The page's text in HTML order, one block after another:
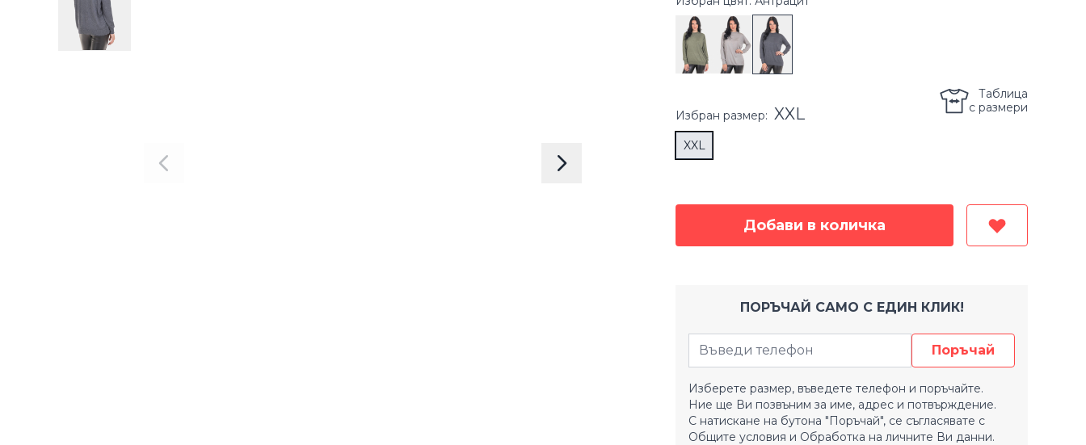
Избран размер: XXL
XXL
Таблица
с размери
Добави в количка
ПОРЪЧАЙ САМО С ЕДИН КЛИК!
Поръчай
Изберете размер, въведете телефон и поръчайте.
Ние ще Ви позвъним за име, адрес и потвърждение.
С натискане на бутона "Поръчай", се съгласявате с
Общите условия и Обработка на личните Ви данни.